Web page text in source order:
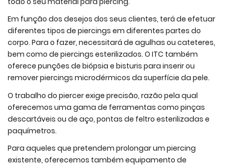
Em função dos desejos dos seus clientes, terá de efetuar
diferentes tipos de piercings em diferentes partes do
corpo. Para o fazer, necessitará de agulhas ou cateteres,
bem como de piercings esterilizados. O ITC também
oferece punções de biópsia e bisturis para inserir ou
remover piercings microdérmicos da superfície da pele.
O trabalho do piercer exige precisão, razão pela qual
oferecemos uma gama de ferramentas como pinças
descartáveis ou de aço, pontas de feltro esterilizadas e
paquímetros.
Para aqueles que pretendem prolongar um piercing
existente, oferecemos também equipamento de